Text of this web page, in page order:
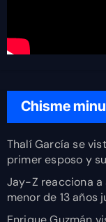
Chisme
Thalí García se
primer esposo y
Jay-Z reacciona a
menor de 13 años